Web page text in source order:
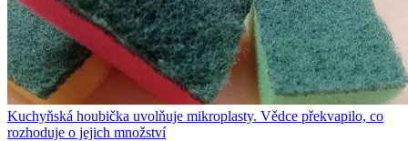
Kuchyňská houbička uvolňuje mikroplasty. Vědce překvapilo, co
rozhoduje o jejich množství